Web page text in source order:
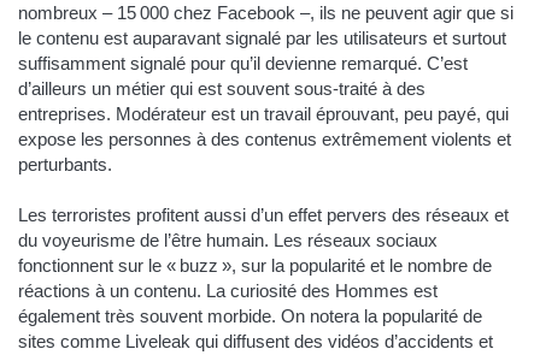
nombreux – 15 000 chez Facebook –, ils ne peuvent agir que si
le contenu est auparavant signalé par les utilisateurs et surtout
suffisamment signalé pour qu’il devienne remarqué. C’est
d’ailleurs un métier qui est souvent sous-traité à des
entreprises. Modérateur est un travail éprouvant, peu payé, qui
expose les personnes à des contenus extrêmement violents et
perturbants.
Les terroristes profitent aussi d’un effet pervers des réseaux et
du voyeurisme de l’être humain. Les réseaux sociaux
fonctionnent sur le « buzz », sur la popularité et le nombre de
réactions à un contenu. La curiosité des Hommes est
également très souvent morbide. On notera la popularité de
sites comme Liveleak qui diffusent des vidéos d’accidents et